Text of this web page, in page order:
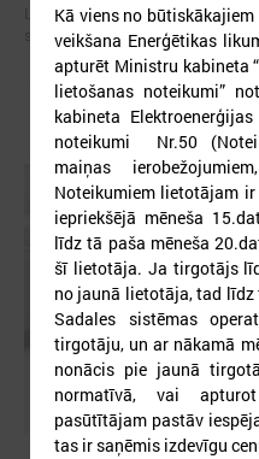
LPS: apreibinošu vielu ietekmē
slēgt bez droša alternatīva
Kā viens no
veikšana Enerģētikas
apturēt Ministru kabineta
lietošanas noteikumi”
kabineta
noteikumi Nr.50
maiņas
Noteikumiem lietotājam
iepriekšējā mēneša
līdz tā paša mēneša
šī lietotāja. Ja tirgotājs
no jaunā lietotāja, tad līdz
Sadales sistēmas
tirgotāju, un ar nākamā
nonācis pie jaunā
normatīvā, vai
pasūtītājam pastāv
tas ir saņēmis izdevīgu